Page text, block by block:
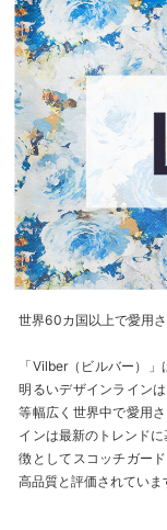
世界60カ国以上で愛用
「Vilber（ビルバー）
明るいデザインライン
等幅広く世界中で愛用
インは最新のトレンド
徴としてスコッチガー
高品質と評価されていま